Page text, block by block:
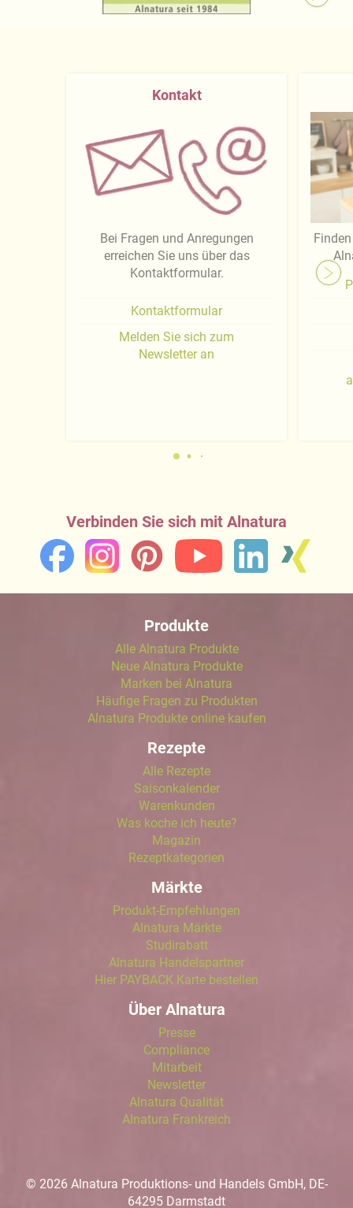
Kontakt
Bei Fragen und Anregungen
erreichen Sie uns über das
Kontaktformular.
Kontaktformular
Melden Sie sich zum
Newsletter an
Verbinden Sie sich mit Alnatura
Produkte
Alle Alnatura Produkte
Neue Alnatura Produkte
Marken bei Alnatura
Häufige Fragen zu Produkten
Alnatura Produkte online kaufen
Rezepte
Alle Rezepte
Saisonkalender
Warenkunden
Was koche ich heute?
Magazin
Rezeptkategorien
Märkte
Produkt-Empfehlungen
Alnatura Märkte
Studirabatt
Alnatura Handelspartner
Hier PAYBACK Karte bestellen
Über Alnatura
Presse
Compliance
Mitarbeit
Newsletter
Alnatura Qualität
Alnatura Frankreich
© 2026 Alnatura Produktions- und Handels GmbH, DE-
64295 Darmstadt